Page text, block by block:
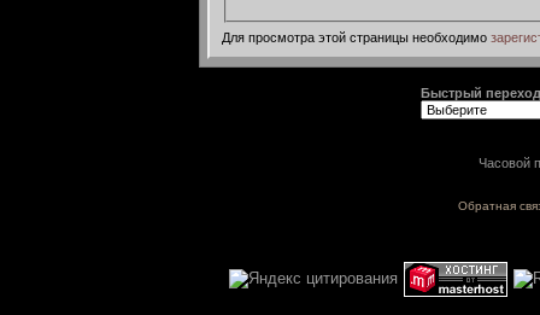
Для просмотра этой страницы необходимо
Быстрый переход
Часовой
Обратная